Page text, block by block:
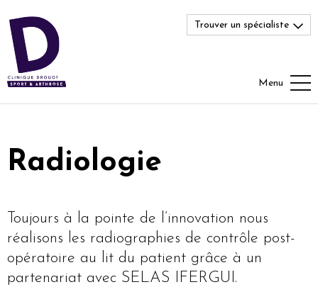
Trouver un spécialiste
Menu
Radiologie
Toujours à la pointe de l’innovation nous
réalisons les radiographies de contrôle post-
opératoire au lit du patient grâce à un
partenariat avec SELAS IFERGUI.